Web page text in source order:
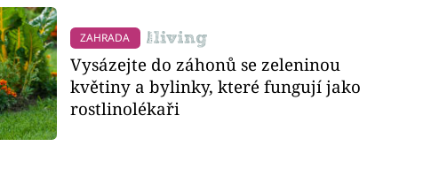
ZAHRADA
Vysázejte do záhonů se zeleninou
květiny a bylinky, které fungují jako
rostlinolékaři